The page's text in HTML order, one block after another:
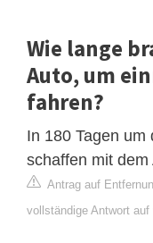
Wie lange
Auto, um
fahren?
In 180 Tagen um
schaffen mit dem
Antrag auf
vollständige Antwort auf